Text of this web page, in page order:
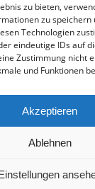
zu bieten,
zu
Technologien
eindeutige IDs auf
Zustimmung nicht
und Funktionen
Akzeptieren
Ablehnen
um Platz
der beiden